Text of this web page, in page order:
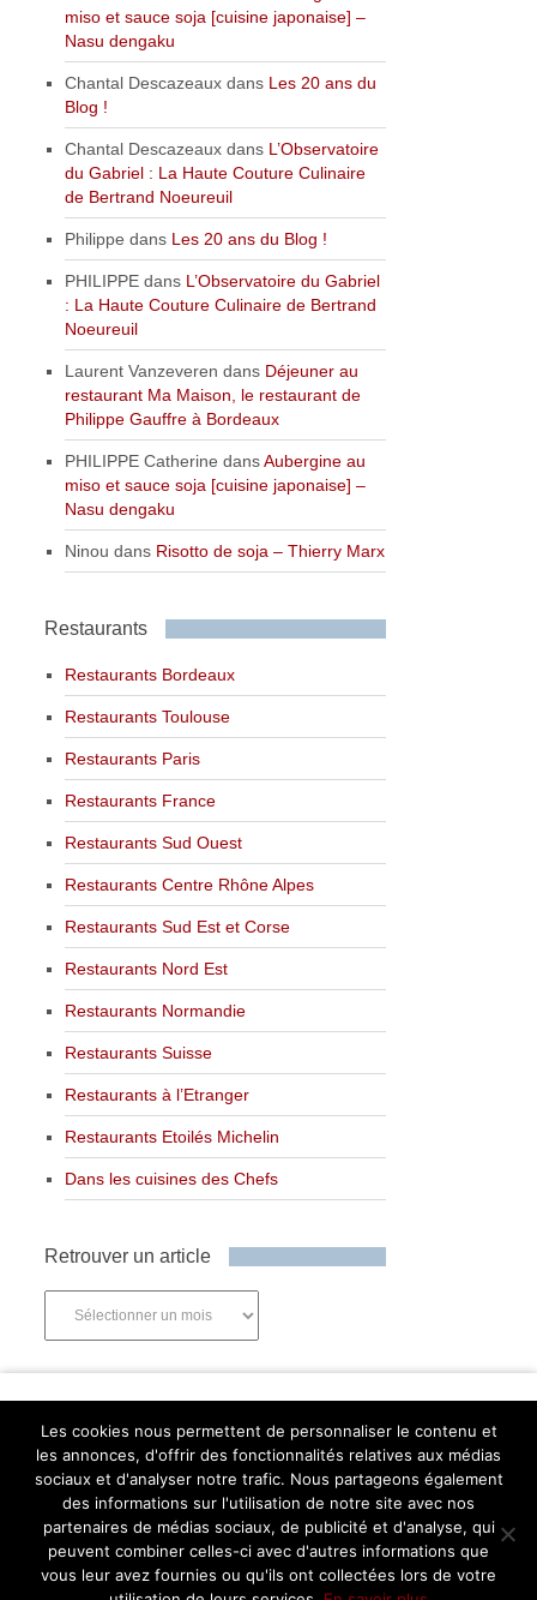
miso et sauce soja [cuisine japonaise] –
Nasu dengaku
Chantal Descazeaux dans Les 20 ans du
Blog !
Chantal Descazeaux dans L’Observatoire
du Gabriel : La Haute Couture Culinaire
de Bertrand Noeureuil
Philippe dans Les 20 ans du Blog !
PHILIPPE dans L’Observatoire du Gabriel
: La Haute Couture Culinaire de Bertrand
Noeureuil
Laurent Vanzeveren dans Déjeuner au
restaurant Ma Maison, le restaurant de
Philippe Gauffre à Bordeaux
PHILIPPE Catherine dansAubergine au
miso et sauce soja [cuisine japonaise] –
Nasu dengaku
Ninou dans Risotto de soja – Thierry Marx
Restaurants
Restaurants Bordeaux
Restaurants Toulouse
Restaurants Paris
Restaurants France
Restaurants Sud Ouest
Restaurants Centre Rhône Alpes
Restaurants Sud Est et Corse
Restaurants Nord Est
Restaurants Normandie
Restaurants Suisse
Restaurants à l’Etranger
Restaurants Etoilés Michelin
Dans les cuisines des Chefs
Retrouver un article
Abonnez-vous
Facebook Twitter Instagram Pinterest
Les cookies nous permettent de personnaliser le contenu et
les annonces, d'offrir des fonctionnalités relatives aux médias
sociaux et d'analyser notre trafic. Nous partageons également
des informations sur l'utilisation de notre site avec nos
partenaires de médias sociaux, de publicité et d'analyse, qui
peuvent combiner celles-ci avec d'autres informations que
vous leur avez fournies ou qu'ils ont collectées lors de votre